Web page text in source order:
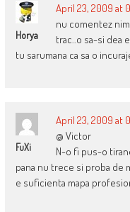
Horya
April 23, 2009 at
nu comentez
trac..o sa-si dea
tu sarumana ca sa o
FuXi
April 23, 2009 at
@ Victor
N-o fi pus-o
pana nu trece si proba de
e suficienta mapa